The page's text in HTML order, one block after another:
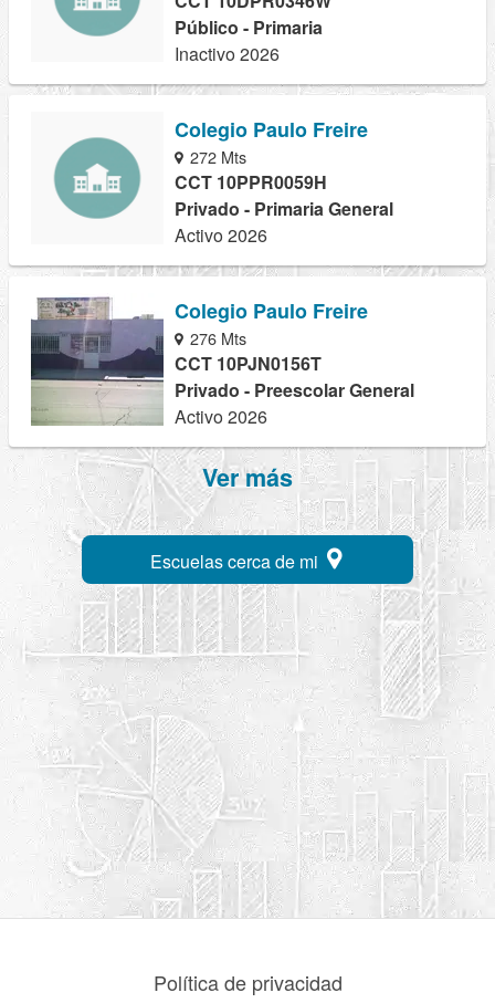
Público - Primaria
Inactivo 2026
Colegio Paulo Freire
272 Mts
CCT 10PPR0059H
Privado - Primaria General
Activo 2026
Colegio Paulo Freire
276 Mts
CCT 10PJN0156T
Privado - Preescolar General
Activo 2026
Ver más
Escuelas cerca de mi
Política de privacidad